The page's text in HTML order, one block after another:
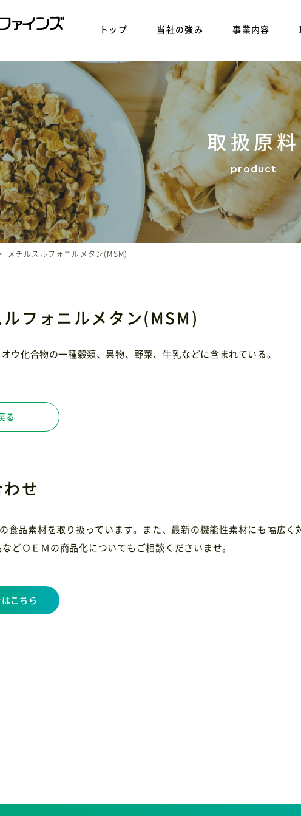
トップ 当社の強み 事業内容
取扱原料
メチルスルフォニルメタン(MSM)
ルフォニルメタン(MSM)
ウ化合物の一種穀類、果物、野菜、牛乳などに含まれている。
る
せ
食品素材を取り扱っています。また、最新の機能性素材にも幅広く
どＯＥＭの商品化についてもご相談くださいませ。
こちら